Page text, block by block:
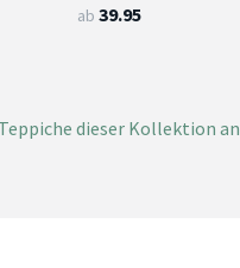
ab 39.95
dieser Kollektion an